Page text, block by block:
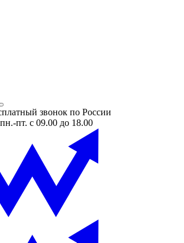
звонок по России
пн.-пт. с 09.00 до 18.00